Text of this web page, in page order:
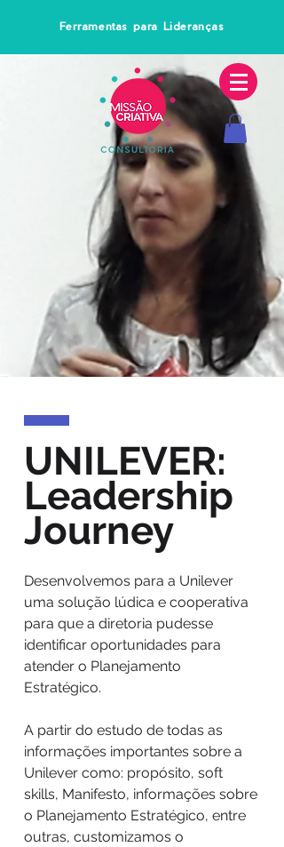
Ferramentas para Lideranças
UNILEVER:
Leadership
Journey
Desenvolvemos para a Unilever
uma solução lúdica e cooperativa
para que a diretoria pudesse
identificar oportunidades para
atender o Planejamento
Estratégico.
A partir do estudo de todas as
informações importantes sobre a
Unilever como: propósito, soft
skills, Manifesto, informações sobre
o Planejamento Estratégico, entre
outras, customizamos o